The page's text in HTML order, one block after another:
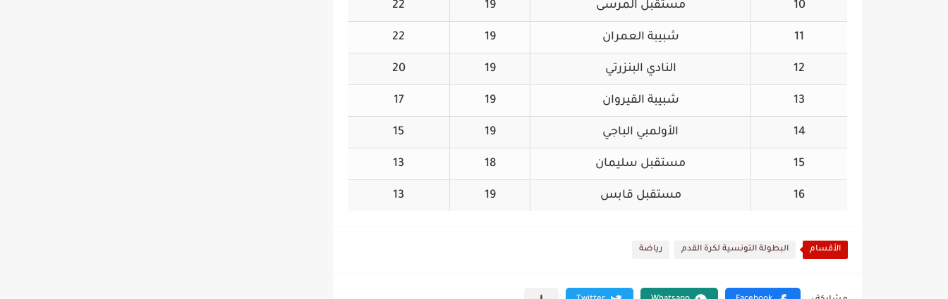
10 مستقبل المرسى 19
22
11 شبيبة العمران 19
22
12 النادي البنزرتي 19
20
13 شبيبة القيروان 19
17
14 الأولمبي الباجي 19
15
15 مستقبل سليمان 18
13
16 مستقبل قابس 19
13
الأقسام البطولة التونسية لكرة القدم رياضة